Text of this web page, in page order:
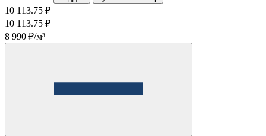
10 113.75 ₽
10 113.75 ₽
8 990 ₽/м³